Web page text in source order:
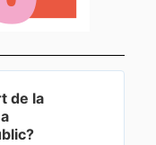
de la